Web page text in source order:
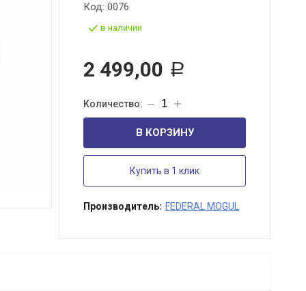
Код: 0076
в наличии
2 499,00 Р
В КОРЗИНУ
Купить в 1 клик
Производитель: FEDERAL MOGUL